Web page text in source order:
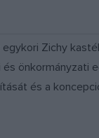
Zichy
önkormányzati
és a